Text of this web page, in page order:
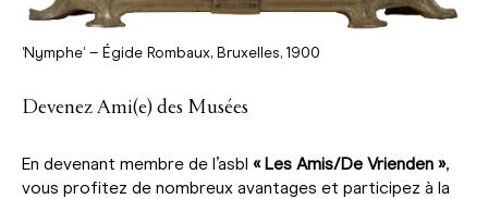
Devenez Ami(e) des Musées
En devenant membre de l’asbl « Les Amis/De Vrienden »,
vous profitez de nombreux avantages et participez à la
‘Nymphe’ – Égide Rombaux, Bruxelles, 1900